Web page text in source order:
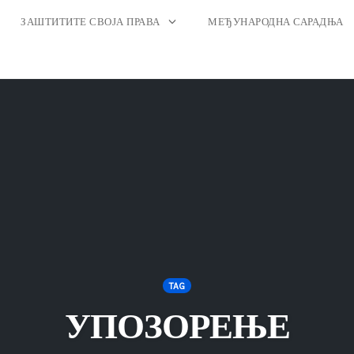
ЗАШТИТИТЕ СВОЈА ПРАВА МЕЂУНАРОДНА САРАДЊА
TAG
УПОЗОРЕЊЕ